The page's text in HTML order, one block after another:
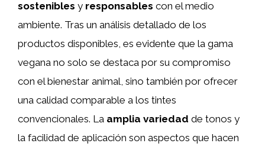
sostenibles y responsables con el medio
ambiente. Tras un análisis detallado de los
productos disponibles, es evidente que la gama
vegana no solo se destaca por su compromiso
con el bienestar animal, sino también por ofrecer
una calidad comparable a los tintes
convencionales. La amplia variedad de tonos y
la facilidad de aplicación son aspectos que hacen